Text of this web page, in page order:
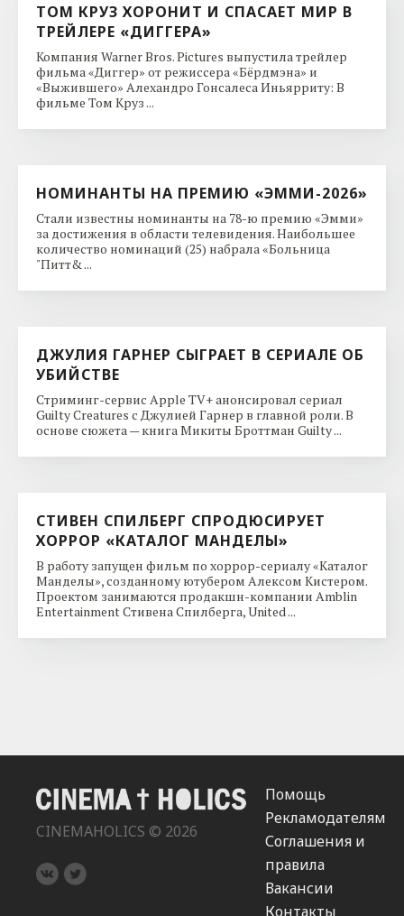
ТОМ КРУЗ ХОРОНИТ И СПАСАЕТ МИР В
ТРЕЙЛЕРЕ «ДИГГЕРА»
Компания Warner Bros. Pictures выпустила трейлер
фильма «Диггер» от режиссера «Бёрдмэна» и
«Выжившего» Алехандро Гонсалеса Иньярриту: В
фильме Том Круз ...
НОМИНАНТЫ НА ПРЕМИЮ «ЭММИ-2026»
Стали известны номинанты на 78-ю премию «Эмми»
за достижения в области телевидения. Наибольшее
количество номинаций (25) набрала «Больница
"Питт& ...
ДЖУЛИЯ ГАРНЕР СЫГРАЕТ В СЕРИАЛЕ ОБ
УБИЙСТВЕ
Стриминг-сервис Apple TV+ анонсировал сериал
Guilty Creatures с Джулией Гарнер в главной роли. В
основе сюжета — книга Микиты Броттман Guilty ...
СТИВЕН СПИЛБЕРГ СПРОДЮСИРУЕТ
ХОРРОР «КАТАЛОГ МАНДЕЛЫ»
В работу запущен фильм по хоррор-сериалу «Каталог
Манделы», созданному ютубером Алексом Кистером.
Проектом занимаются продакшн-компании Amblin
Entertainment Стивена Спилберга, United ...
CINEMAHOLICS © 2026
Помощь
Рекламодателям
Соглашения и
правила
Вакансии
Контакты